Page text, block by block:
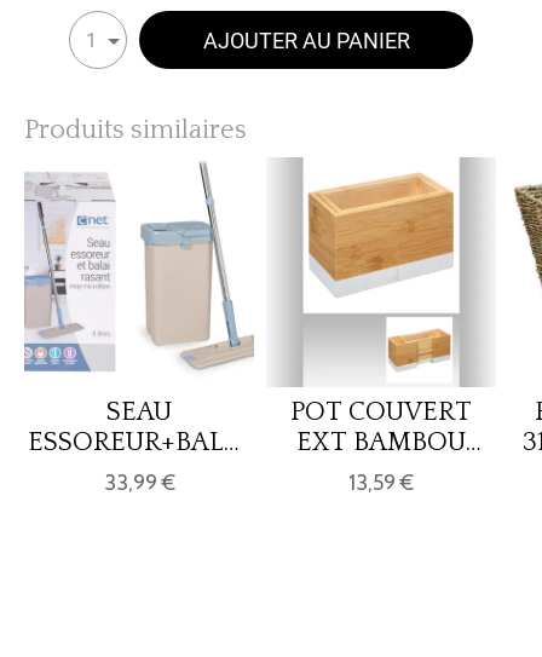
1 AJOUTER AU PANIER
Produits similaires
SEAU
ESSOREUR+BALAI
RASANT
33,99 €
POT COUVERT
EXT BAMBOU
BLC MC
13,59 €